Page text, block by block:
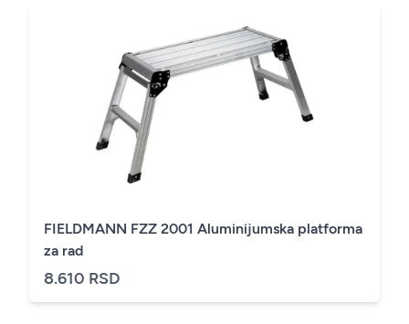
FIELDMANN FZZ 2001 Aluminijumska platforma
za rad
8.610 RSD